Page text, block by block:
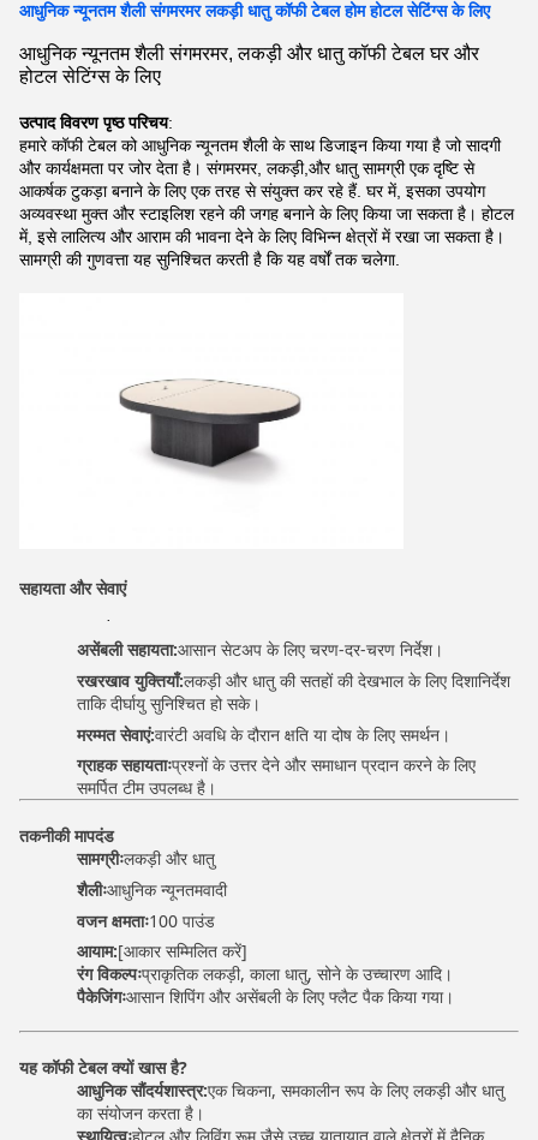
आधुनिक न्यूनतम शैली संगमरमर लकड़ी धातु कॉफी टेबल होम होटल सेटिंग्स के लिए
आधुनिक न्यूनतम शैली संगमरमर, लकड़ी और धातु कॉफी टेबल घर और
होटल सेटिंग्स के लिए
उत्पाद विवरण पृष्ठ परिचय:
हमारे कॉफी टेबल को आधुनिक न्यूनतम शैली के साथ डिजाइन किया गया है जो सादगी
और कार्यक्षमता पर जोर देता है। संगमरमर, लकड़ी,और धातु सामग्री एक दृष्टि से
आकर्षक टुकड़ा बनाने के लिए एक तरह से संयुक्त कर रहे हैं. घर में, इसका उपयोग
अव्यवस्था मुक्त और स्टाइलिश रहने की जगह बनाने के लिए किया जा सकता है। होटल
में, इसे लालित्य और आराम की भावना देने के लिए विभिन्न क्षेत्रों में रखा जा सकता है।
सामग्री की गुणवत्ता यह सुनिश्चित करती है कि यह वर्षों तक चलेगा.
सहायता और सेवाएं
·
असेंबली सहायता:आसान सेटअप के लिए चरण-दर-चरण निर्देश।
रखरखाव युक्तियाँ:लकड़ी और धातु की सतहों की देखभाल के लिए दिशानिर्देश
ताकि दीर्घायु सुनिश्चित हो सके।
मरम्मत सेवाएं:वारंटी अवधि के दौरान क्षति या दोष के लिए समर्थन।
ग्राहक सहायताःप्रश्नों के उत्तर देने और समाधान प्रदान करने के लिए
समर्पित टीम उपलब्ध है।
तकनीकी मापदंड
सामग्रीःलकड़ी और धातु
शैलीःआधुनिक न्यूनतमवादी
वजन क्षमताः100 पाउंड
आयाम:[आकार सम्मिलित करें]
रंग विकल्पःप्राकृतिक लकड़ी, काला धातु, सोने के उच्चारण आदि।
पैकेजिंगःआसान शिपिंग और असेंबली के लिए फ्लैट पैक किया गया।
यह कॉफी टेबल क्यों खास है?
आधुनिक सौंदर्यशास्त्र:एक चिकना, समकालीन रूप के लिए लकड़ी और धातु
का संयोजन करता है।